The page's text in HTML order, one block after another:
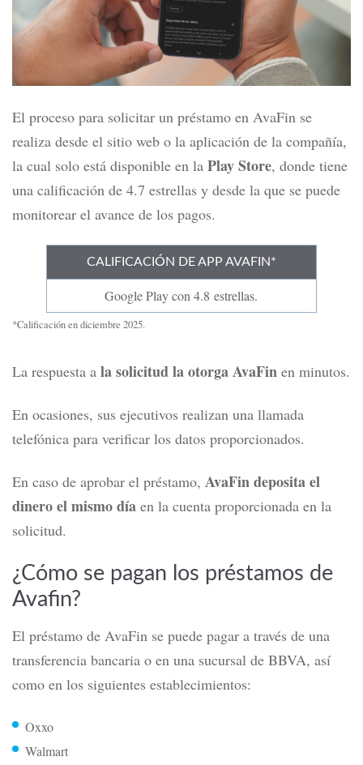
El proceso para solicitar un préstamo en AvaFin se
realiza desde el sitio web o la aplicación de la compañía,
la cual solo está disponible en la Play Store, donde tiene
una calificación de 4.7 estrellas y desde la que se puede
monitorear el avance de los pagos.
CALIFICACIÓN DE APP AVAFIN*
Google Play con 4.8 estrellas.
*Calificación en diciembre 2025.
La respuesta a la solicitud la otorga AvaFin en minutos.
En ocasiones, sus ejecutivos realizan una llamada
telefónica para verificar los datos proporcionados.
En caso de aprobar el préstamo, AvaFin deposita el
dinero el mismo día en la cuenta proporcionada en la
solicitud.
¿Cómo se pagan los préstamos de
Avafin?
El préstamo de AvaFin se puede pagar a través de una
transferencia bancaria o en una sucursal de BBVA, así
como en los siguientes establecimientos:
Oxxo
Walmart